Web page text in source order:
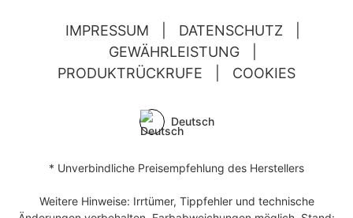
IMPRESSUM DATENSCHUTZ
GEWÄHRLEISTUNG
PRODUKTRÜCKRUFE
COOKIES
Deutsch
* Unverbindliche Preisempfehlung des Herstellers
Weitere Hinweise: Irrtümer, Tippfehler und technische